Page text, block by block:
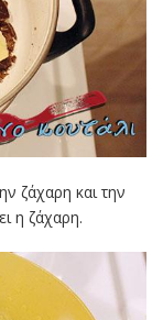
ζάχαρη και την
η ζάχαρη.